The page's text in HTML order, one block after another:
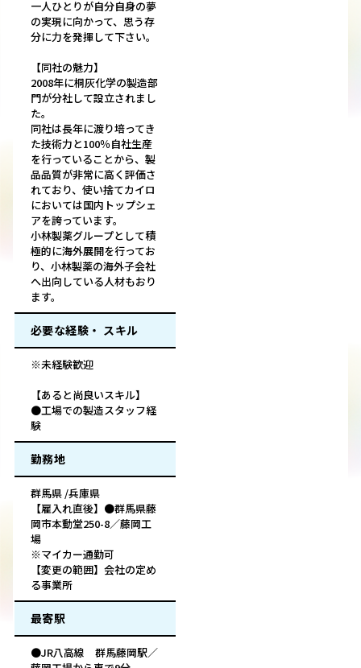
一人ひとりが自分自身の夢
の実現に向かって、思う存
分に力を発揮して下さい。
【同社の魅力】
2008年に桐灰化学の製造部
門が分社して設立されまし
た。
同社は長年に渡り培ってき
た技術力と100％自社生産
を行っていることから、製
品品質が非常に高く評価さ
れており、使い捨てカイロ
においては国内トップシェ
アを誇っています。
小林製薬グループとして積
極的に海外展開を行ってお
り、小林製薬の海外子会社
へ出向している人材もおり
ます。
必要な経験・ スキル
※未経験歓迎
【あると尚良いスキル】
●工場での製造スタッフ経
験
勤務地
群馬県 /兵庫県
【雇入れ直後】●群馬県藤
岡市本動堂250-8／藤岡工
場
※マイカー通勤可
【変更の範囲】会社の定め
る事業所
最寄駅
●JR八高線 群馬藤岡駅／